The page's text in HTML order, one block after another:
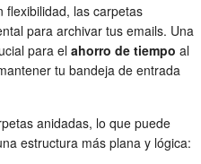
flexibilidad, las carpetas
para archivar tus emails. Una
para el ahorro de tiempo al
tu bandeja de entrada
anidadas, lo que puede
estructura más plana y lógica: